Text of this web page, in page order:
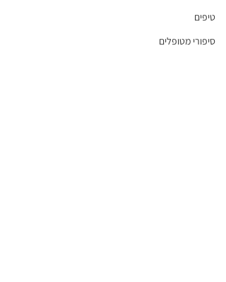
טיפים
סיפורי מטופלים